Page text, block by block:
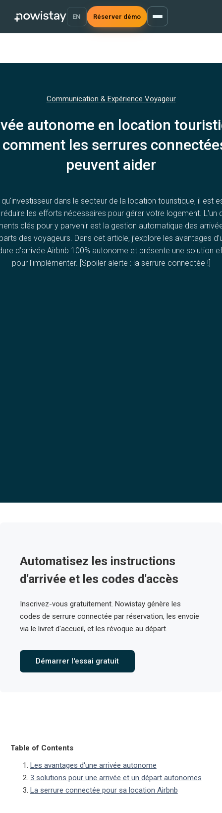
EN Réserver démo
Communication & Expérience Voyageur
autonome en location
comment les serrures
peuvent aider
qu'investisseur dans le secteur de la location touristique, il est
les efforts nécessaires pour gérer votre logement. L'un
clés pour y parvenir est la gestion automatique des
des voyageurs. Dans cet article, j’explore les avantages
d’arrivée Airbnb 100% autonome et présente une solution
pour l'implémenter. [Spoiler alerte : la serrure connectée !]
Automatisez les instructions
d'arrivée et les codes d'accès
Inscrivez-vous gratuitement. Nowistay génère les
codes de serrure connectée par réservation, les envoie
via le livret d'accueil, et les révoque au départ.
Démarrer l'essai gratuit
Table of Contents
Les avantages d'une arrivée autonome
3 solutions pour une arrivée et un départ autonomes
La serrure connectée pour sa location Airbnb